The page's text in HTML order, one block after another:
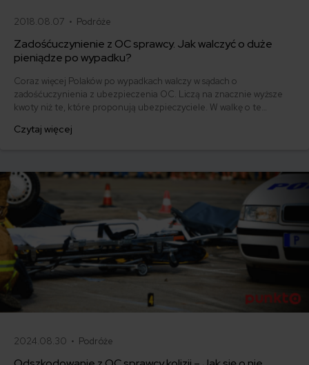
2018.08.07 • Podróże
Zadośćuczynienie z OC sprawcy. Jak walczyć o duże
pieniądze po wypadku?
Coraz więcej Polaków po wypadkach walczy w sądach o
zadośćuczynienia z ubezpieczenia OC. Liczą na znacznie wyższe
kwoty niż te, które proponują ubezpieczyciele. W walkę o te
czym jest zadośćuczynienie, komu przysługuje i czym różni się od
Czytaj więcej
2024.08.30 • Podróże